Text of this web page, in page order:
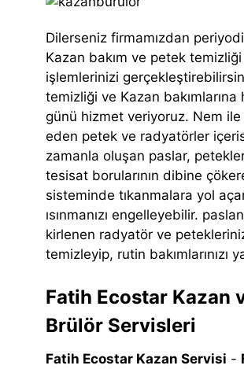
Dilerseniz firmamızdan
Kazan bakım ve petek temizliği
işlemlerinizi
temizliği ve Kazan bakımlarına
günü hizmet veriyoruz. Nem
eden petek ve radyatörler
zamanla oluşan paslar,
tesisat borularının dibine
sisteminde tıkanmalara yol
ısınmanızı engelleyebilir.
kirlenen radyatör ve
temizleyip, rutin bakımlarınızı
Fatih Ecostar Kazan
Brülör Servisleri
Fatih Ecostar Kazan Servisi -